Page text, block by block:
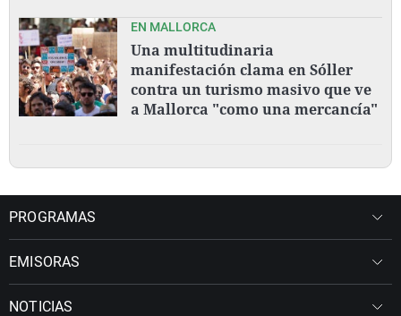
EN MALLORCA
Una multitudinaria
manifestación clama en Sóller
contra un turismo masivo que ve
a Mallorca "como una mercancía"
PROGRAMAS
EMISORAS
NOTICIAS